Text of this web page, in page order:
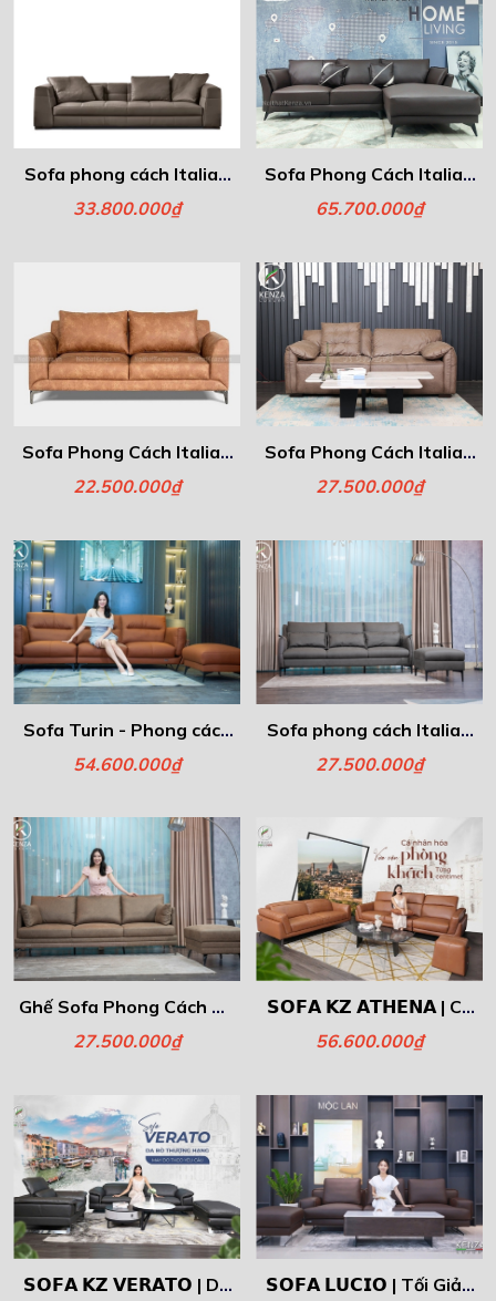
Sofa phong cách Italia -
Blazer
33.800.000₫
Sofa Phong Cách Italia -
Amber
65.700.000₫
Sofa Phong Cách Italia -
Elena
22.500.000₫
Sofa Phong Cách Italia -
ROMA
27.500.000₫
Sofa Turin - Phong cách
Italia
54.600.000₫
Sofa phong cách Italia -
Eli
27.500.000₫
Ghế Sofa Phong Cách Ý -
Simple
27.500.000₫
𝗦𝗢𝗙𝗔 𝗞𝗭 𝗔𝗧𝗛𝗘𝗡𝗔 | Cá
Nhân Hóa Phòng Khách
Từng Centimet
56.600.000₫
𝗦𝗢𝗙𝗔 𝗞𝗭 𝗩𝗘𝗥𝗔𝗧𝗢 | Da 𝗦𝗢𝗙𝗔 𝗟𝗨𝗖𝗜𝗢 | Tối Giản